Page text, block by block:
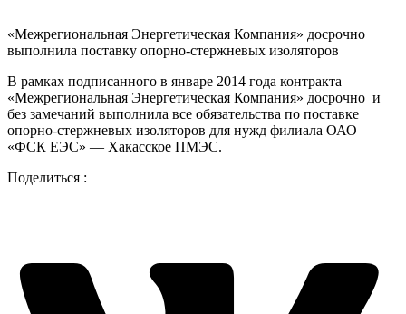
«Межрегиональная Энергетическая Компания» досрочно
выполнила поставку опорно-стержневых изоляторов
В рамках подписанного в январе 2014 года контракта
«Межрегиональная Энергетическая Компания» досрочно и
без замечаний выполнила все обязательства по поставке
опорно-стержневых изоляторов для нужд филиала ОАО
«ФСК ЕЭС» — Хакасское ПМЭС.
Поделиться :